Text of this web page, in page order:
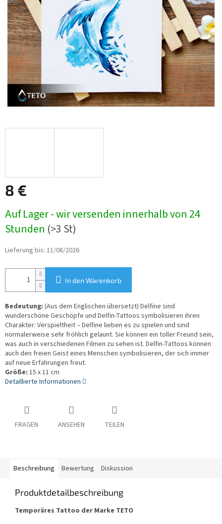
8 €
Auf Lager - wir versenden innerhalb von 24
Stunden (>3 St)
Lieferung bis: 11/08/2026
In den Warenkorb
Bedeutung: (Aus dem Englischen übersetzt) Delfine sind
wunderschöne Geschöpfe und Delfin-Tattoos symbolisieren ihren
Charakter: Verspieltheit – Delfine lieben es zu spielen und sind
normalerweise sehr fröhlich gelaunt. Sie können ein toller Freund sein,
was auch in verschiedenen Filmen zu sehen ist. Delfin-Tattoos können
auch den freien Geist eines Menschen symbolisieren, der sich immer
auf neue Erfahrungen freut.
Größe: 15 x 11 cm
Detaillierte Informationen
FRAGEN ANSEHEN TEILEN
Beschreibung Bewertung Diskussion
Produktdetailbeschreibung
Temporäres Tattoo der Marke TETO